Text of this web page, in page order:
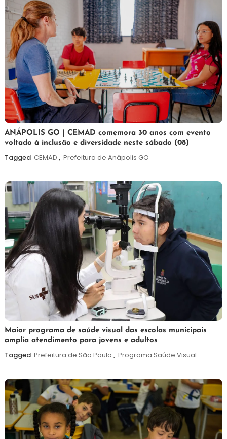
7
de
agosto
Maurilio
ANÁPOLIS GO | CEMAD comemora 30 anos com evento
voltado à inclusão e diversidade neste sábado (08)
Tagged CEMAD , Prefeitura de Anápolis GO
7
de
agosto
Maurilio
Maior programa de saúde visual das escolas municipais
amplia atendimento para jovens e adultos
Tagged Prefeitura de São Paulo , Programa Saúde Visual